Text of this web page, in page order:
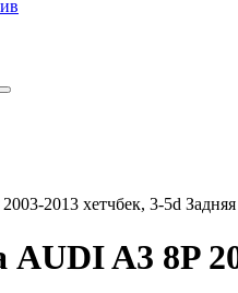
2013 хетчбек, 3-5d
A3 8P